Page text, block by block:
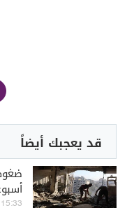
قد يعجبك أيضاً
15:33 | 2026-08-07